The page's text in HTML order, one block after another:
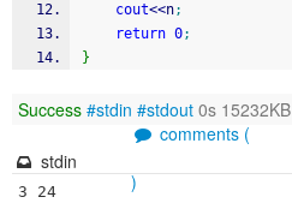
cout<<n;
return 0;
}
Success #stdin #stdout 0s 15232KB
comments (
)
stdin
3 24